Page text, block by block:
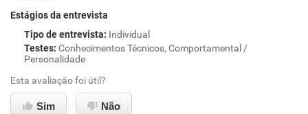
Estágios da entrevista
Tipo de entrevista: Individual
Testes: Conhecimentos Técnicos, Comportamental /
Personalidade
Esta avaliação foi útil?
Sim Não